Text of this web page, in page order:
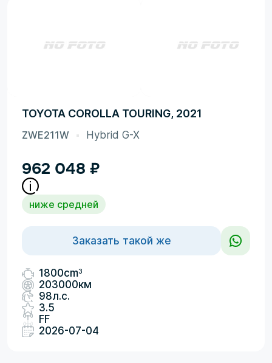
TOYOTA COROLLA TOURING, 2021
ZWE211W Hybrid G-X
962 048 ₽
ниже средней
Заказать такой же
1800cm3
203000км
98л.с.
3.5
FF
2026-07-04